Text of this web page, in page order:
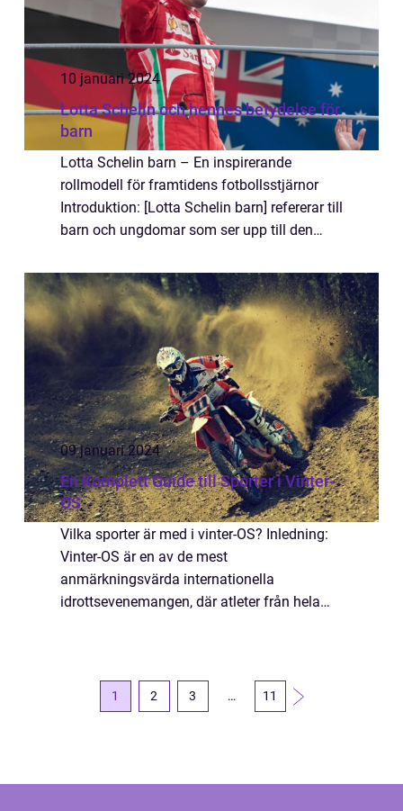
10 januari 2024
Lotta Schelin och hennes betydelse för
barn
Lotta Schelin barn – En inspirerande
rollmodell för framtidens fotbollsstjärnor
Introduktion: [Lotta Schelin barn] refererar till
barn och ungdomar som ser upp till den
Schelin som en inspirerande roll...
09 januari 2024
En Komplett Guide till Sporter i Vinter-
OS
Vilka sporter är med i vinter-OS? Inledning:
Vinter-OS är en av de mest
anmärkningsvärda internationella
idrottsevenemangen, där atleter från hela
1 2 3 … 11